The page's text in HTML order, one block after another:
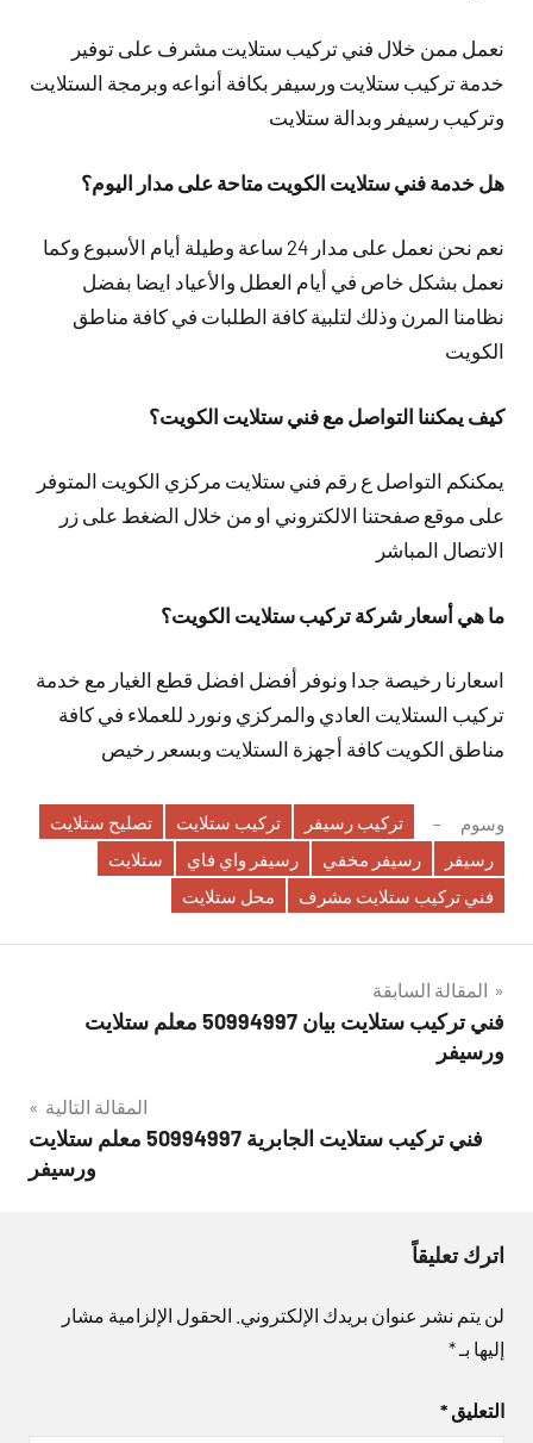
نعمل ممن خلال فني تركيب ستلايت مشرف على توفير
خدمة تركيب ستلايت ورسيفر بكافة أنواعه وبرمجة الستلايت
وتركيب رسيفر وبدالة ستلايت
هل خدمة فني ستلايت الكويت متاحة على مدار اليوم؟
نعم نحن نعمل على مدار 24 ساعة وطيلة أيام الأسبوع وكما
نعمل بشكل خاص في أيام العطل والأعياد ايضا بفضل
نظامنا المرن وذلك لتلبية كافة الطلبات في كافة مناطق
الكويت
كيف يمكننا التواصل مع فني ستلايت الكويت؟
يمكنكم التواصل ع رقم فني ستلايت مركزي الكويت المتوفر
على موقع صفحتنا الالكتروني او من خلال الضغط على زر
الاتصال المباشر
ما هي أسعار شركة تركيب ستلايت الكويت؟
اسعارنا رخيصة جدا ونوفر أفضل افضل قطع الغيار مع خدمة
تركيب الستلايت العادي والمركزي ونورد للعملاء في كافة
مناطق الكويت كافة أجهزة الستلايت وبسعر رخيص
وسوم تركيب رسيفر تركيب ستلايت
تصليح ستلايت
رسيفر
رسيفر مخفي رسيفر واي فاي
ستلايت
فني تركيب ستلايت مشرف
محل ستلايت
تصفّح
المقالات
المقالة السابقة
فني تركيب ستلايت بيان 50994997 معلم ستلايت
ورسيفر
المقالة التالية
فني تركيب ستلايت الجابرية 50994997 معلم ستلايت
ورسيفر
اترك تعليقاً
لن يتم نشر عنوان بريدك الإلكتروني. الحقول الإلزامية مشار
إليها بـ*
التعليق *